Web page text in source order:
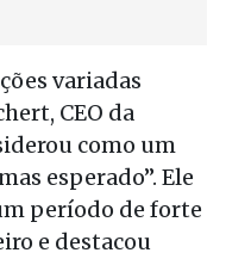
variadas
CEO da
como um
esperado”. Ele
período de forte
e destacou